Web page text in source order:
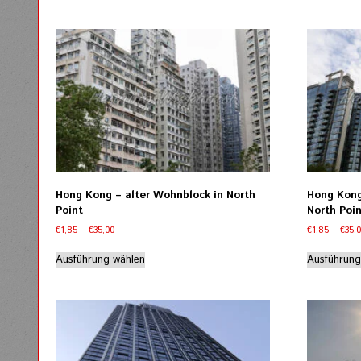
Varianten
auf.
Die
Optionen
können
auf
der
Produktseite
gewählt
werden
Hong Kong – alter Wohnblock in North
Point
€1,85 – €35,00Preisspanne:
bis
€35,00
Ausführung wählen
Dieses
Produkt
mehrere
Varianten
auf.
Die
Hong
North
€1,85 – €